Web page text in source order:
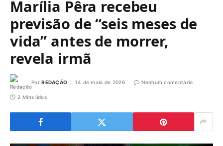
Marília Pêra recebeu
previsão de “seis meses de
vida” antes de morrer,
revela irmã
Por REDAÇÃO 14 de maio de 2026 Nenhum comentário
2 Mins lidos